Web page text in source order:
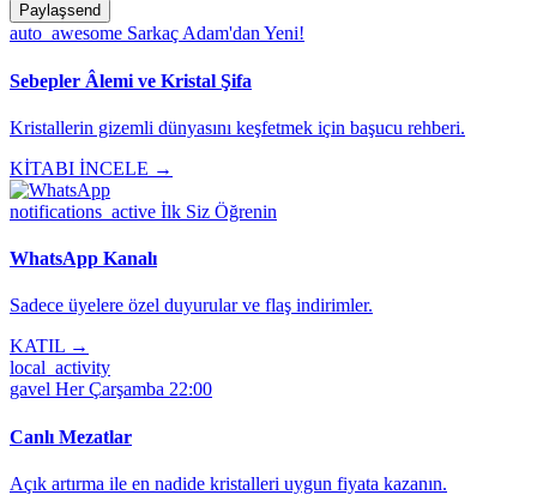
Paylaşsend
auto_awesome Sarkaç Adam'dan Yeni!
Sebepler Âlemi ve Kristal Şifa
Kristallerin gizemli dünyasını keşfetmek için başucu rehberi.
KİTABI İNCELE →
notifications_active İlk Siz Öğrenin
WhatsApp Kanalı
Sadece üyelere özel duyurular ve flaş indirimler.
KATIL →
local_activity
gavel Her Çarşamba 22:00
Canlı Mezatlar
Açık artırma ile en nadide kristalleri uygun fiyata kazanın.